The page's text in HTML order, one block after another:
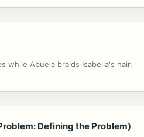
while Abuela braids Isabella's hair.
Defining the Problem)